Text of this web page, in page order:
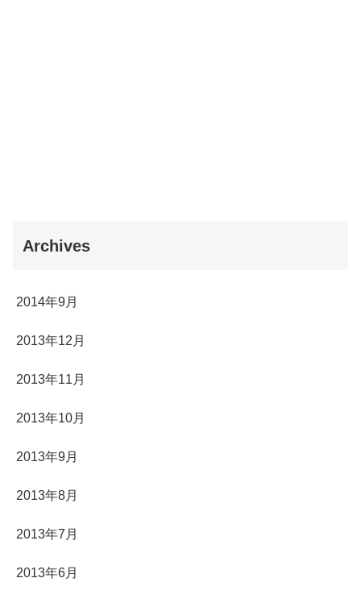
Archives
2014年9月
2013年12月
2013年11月
2013年10月
2013年9月
2013年8月
2013年7月
2013年6月